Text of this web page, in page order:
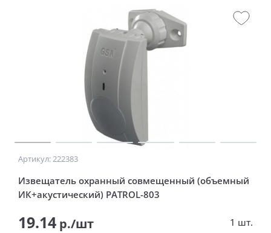
Артикул: 222383
Извещатель охранный совмещенный (объемный
ИК+акустический) PATROL-803
19.14 р./шт 1 шт.